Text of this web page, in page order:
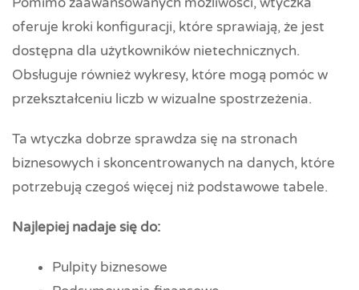
oferuje kroki konfiguracji, które sprawiają, że jest
dostępna dla użytkowników nietechnicznych.
Obsługuje również wykresy, które mogą pomóc w
przekształceniu liczb w wizualne spostrzeżenia.
Ta wtyczka dobrze sprawdza się na stronach
biznesowych i skoncentrowanych na danych, które
potrzebują czegoś więcej niż podstawowe tabele.
Najlepiej nadaje się do:
Pulpity biznesowe